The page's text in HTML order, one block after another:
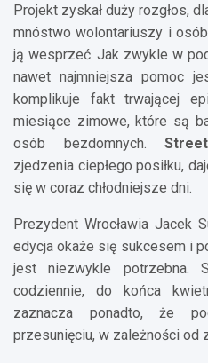
Projekt zyskał duży rozgłos,
mnóstwo wolontariuszy i
ją wesprzeć. Jak zwykle w
nawet najmniejsza pomoc
komplikuje fakt trwającej
miesiące zimowe, które są
osób bezdomnych.
zjedzenia ciepłego posiłku,
się w coraz chłodniejsze dni.
Prezydent Wrocławia Jacek
edycja okaże się sukcesem i
jest niezwykle potrzebna.
codziennie, do końca
zaznacza ponadto, że
przesunięciu, w zależności od